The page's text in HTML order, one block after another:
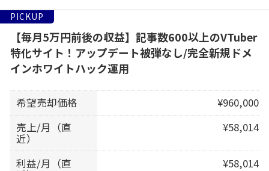
PICKUP
【毎月5万円前後の収益】記事数600以上のVTuber
特化サイト！アップデート被弾なし/完全新規ドメ
インホワイトハック運用
希望売却価格
¥960,000
売上/月（直
近）
¥58,014
利益/月（直 ¥58,014